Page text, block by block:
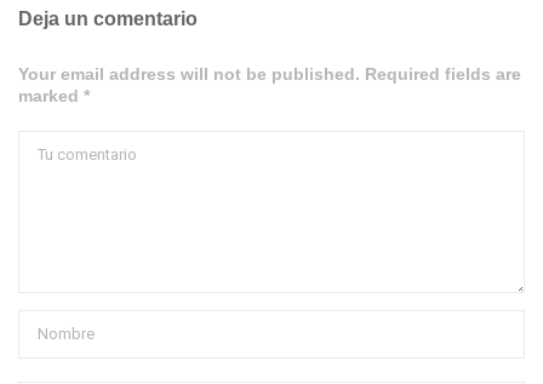
Deja un comentario
Your email address will not be published. Required fields are
marked *